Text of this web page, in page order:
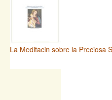
La Meditacin sobre la Preciosa